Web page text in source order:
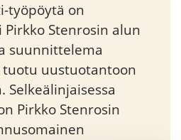
työpöytä on
Stenrosin alun
suunnittelema
uustuotantoon
Pirkko Stenrosin